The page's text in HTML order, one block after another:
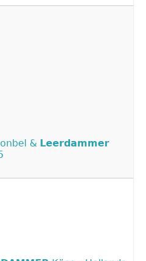
& Leerdammer